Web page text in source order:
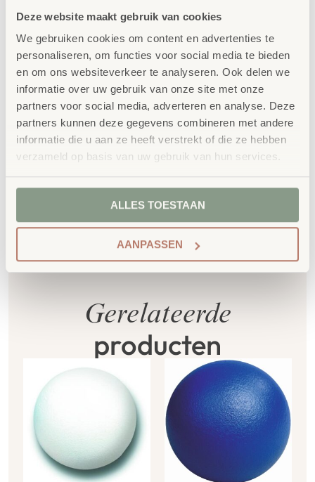
Deze website maakt gebruik van cookies
We gebruiken cookies om content en advertenties te
personaliseren, om functies voor social media te bieden
en om ons websiteverkeer te analyseren. Ook delen we
informatie over uw gebruik van onze site met onze
partners voor social media, adverteren en analyse. Deze
partners kunnen deze gegevens combineren met andere
informatie die u aan ze heeft verstrekt of die ze hebben
verzameld op basis van uw gebruik van hun services.
ALLES TOESTAAN
AANPASSEN
voldoet aan GS- en TÜV-keuringen
Duurzaamheid: wij werken met circulaire
producten, waaronder onze
OneWood-lijn
100% FSC -gecertificeerd Scandinavisch hout.
Daarnaast zelfs voorzien van het
milieukeurmerkEU-Ecolabel.
Extra informatie
SKU 760492
Gerelateerde
producten